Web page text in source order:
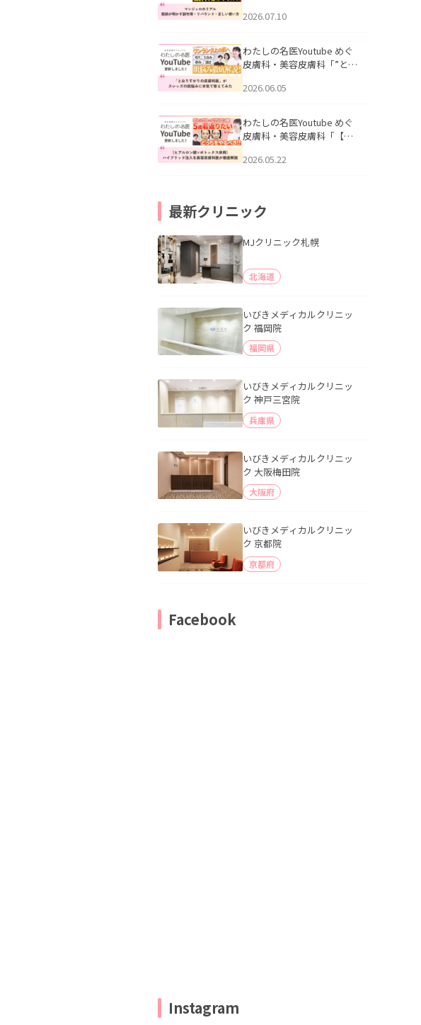
医師が明かす副作用・リバ
公開いたしました。
2026.07.10
わたしの名医Youtube めぐ
皮膚科・美容皮膚科「”とお
ッズの肌悩みに本気で答え
た。
2026.06.05
わたしの名医Youtube めぐ
皮膚科・美容皮膚科「【ヒ
用】ハイブリッド注入を美
2026.05.22
最新クリニック
MJクリニック札幌
北海道
いびきメディカルクリニッ
ク 福岡院
福岡県
いびきメディカルクリニッ
ク 神戸三宮院
兵庫県
いびきメディカルクリニッ
ク 大阪梅田院
大阪府
いびきメディカルクリニッ
ク 京都院
京都府
Facebook
Instagram